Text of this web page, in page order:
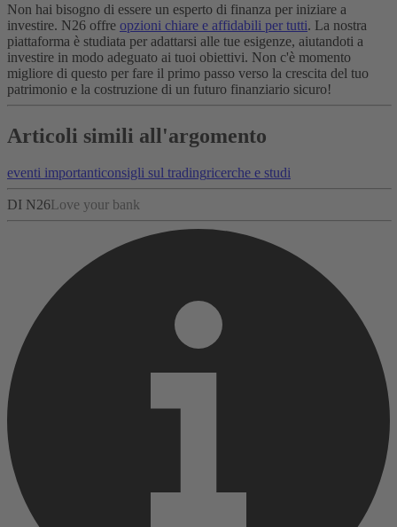
Non hai bisogno di essere un esperto di finanza per iniziare a
investire. N26 offre opzioni chiare e affidabili per tutti. La nostra
piattaforma è studiata per adattarsi alle tue esigenze, aiutandoti a
investire in modo adeguato ai tuoi obiettivi. Non c'è momento
migliore di questo per fare il primo passo verso la crescita del tuo
patrimonio e la costruzione di un futuro finanziario sicuro!
Articoli simili all'argomento
eventi importanticonsigli sul tradingricerche e studi
DI N26 Love your bank